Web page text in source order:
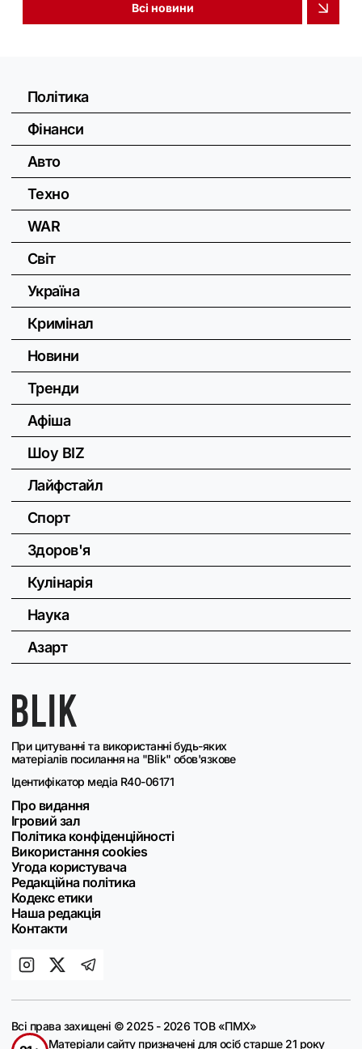
Всі новини
При цитуванні та використанні будь-яких
матеріалів посилання на "Blik" обов'язкове
Ідентифікатор медіа R40-06171
Про видання
Ігровий зал
Політика конфіденційності
Використання cookies
Угода користувача
Редакційна політика
Кодекс етики
Наша редакція
Контакти
Політика
Фінанси
Авто
Техно
WAR
Світ
Україна
Кримінал
Новини
Тренди
Афіша
Шоу BIZ
Лайфстайл
Спорт
Здоров'я
Кулінарія
Наука
Азарт
Всі права захищені © 2025 - 2026 ТОВ «ПМХ»
Матеріали сайту призначені для осіб старше 21 року